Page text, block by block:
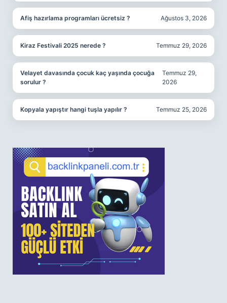
Afiş hazırlama programları ücretsiz ? Ağustos 3, 2026
Kiraz Festivali 2025 nerede ? Temmuz 29, 2026
Velayet davasında çocuk kaç yaşında çocuğa
sorulur ?
Temmuz 29,
2026
Kopyala yapıştır hangi tuşla yapılır ? Temmuz 25, 2026